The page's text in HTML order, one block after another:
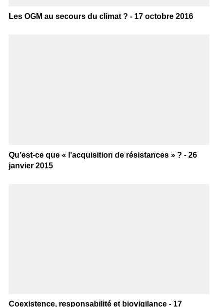
Les OGM au secours du climat ? - 17 octobre 2016
Qu’est-ce que « l’acquisition de résistances » ? - 26
janvier 2015
Coexistence, responsabilité et biovigilance - 17